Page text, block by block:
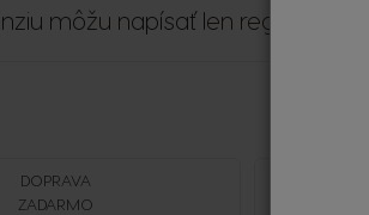
môžu napísať len registrovaní
DOPRAVA
ZADARMO